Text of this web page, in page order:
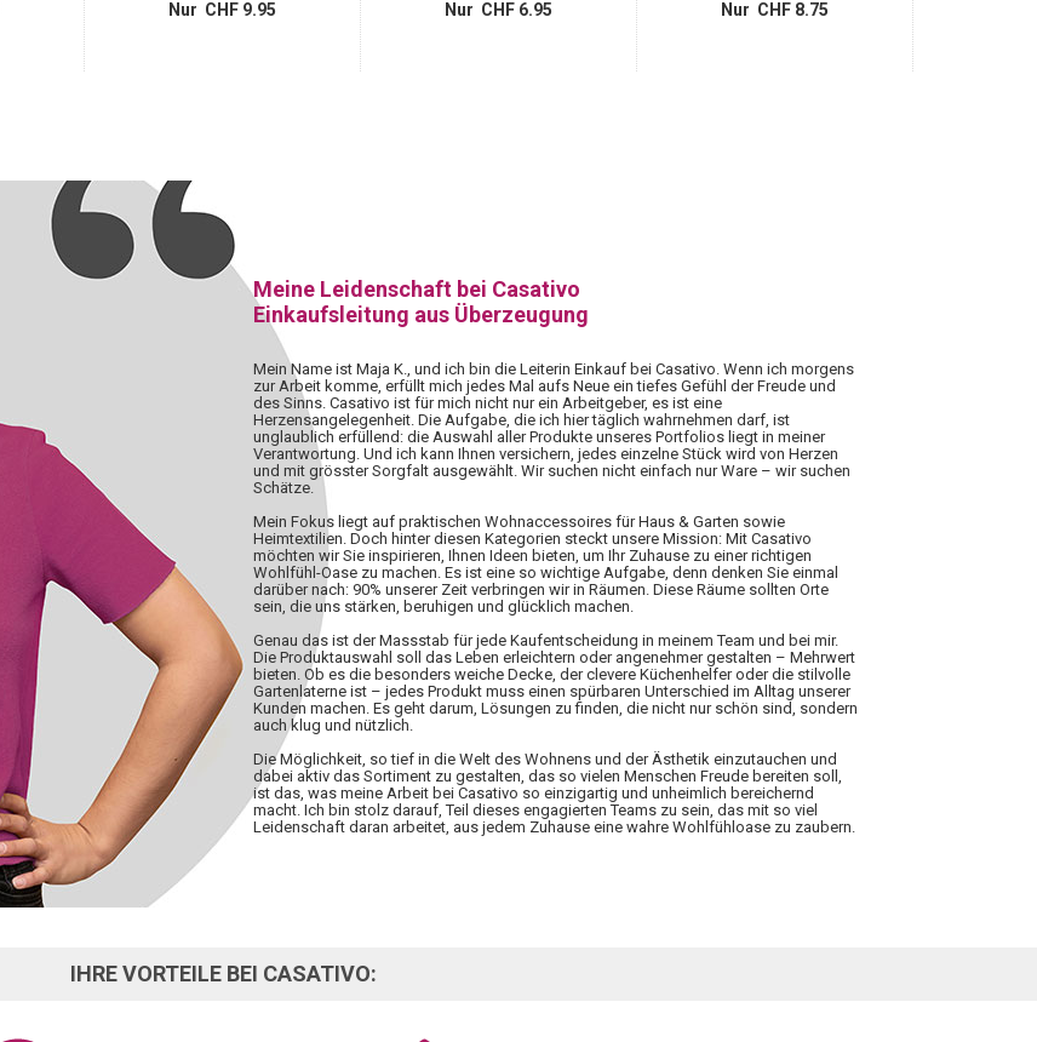
Nur CHF 9.95 Nur CHF 6.95 Nur CHF 8.75
Meine Leidenschaft bei Casativo
Einkaufsleitung aus Überzeugung
Mein Name ist Maja K., und ich bin die Leiterin Einkauf bei Casativo. Wenn ich morgens
zur Arbeit komme, erfüllt mich jedes Mal aufs Neue ein tiefes Gefühl der Freude und
des Sinns. Casativo ist für mich nicht nur ein Arbeitgeber, es ist eine
Herzensangelegenheit. Die Aufgabe, die ich hier täglich wahrnehmen darf, ist
unglaublich erfüllend: die Auswahl aller Produkte unseres Portfolios liegt in meiner
Verantwortung. Und ich kann Ihnen versichern, jedes einzelne Stück wird von Herzen
und mit grösster Sorgfalt ausgewählt. Wir suchen nicht einfach nur Ware – wir suchen
Schätze.
Mein Fokus liegt auf praktischen Wohnaccessoires für Haus & Garten sowie
Heimtextilien. Doch hinter diesen Kategorien steckt unsere Mission: Mit Casativo
möchten wir Sie inspirieren, Ihnen Ideen bieten, um Ihr Zuhause zu einer richtigen
Wohlfühl-Oase zu machen. Es ist eine so wichtige Aufgabe, denn denken Sie einmal
darüber nach: 90% unserer Zeit verbringen wir in Räumen. Diese Räume sollten Orte
sein, die uns stärken, beruhigen und glücklich machen.
Genau das ist der Massstab für jede Kaufentscheidung in meinem Team und bei mir.
Die Produktauswahl soll das Leben erleichtern oder angenehmer gestalten – Mehrwert
bieten. Ob es die besonders weiche Decke, der clevere Küchenhelfer oder die stilvolle
Gartenlaterne ist – jedes Produkt muss einen spürbaren Unterschied im Alltag unserer
Kunden machen. Es geht darum, Lösungen zu finden, die nicht nur schön sind, sondern
auch klug und nützlich.
Die Möglichkeit, so tief in die Welt des Wohnens und der Ästhetik einzutauchen und
dabei aktiv das Sortiment zu gestalten, das so vielen Menschen Freude bereiten soll,
ist das, was meine Arbeit bei Casativo so einzigartig und unheimlich bereichernd
macht. Ich bin stolz darauf, Teil dieses engagierten Teams zu sein, das mit so viel
Leidenschaft daran arbeitet, aus jedem Zuhause eine wahre Wohlfühloase zu zaubern.
IHRE VORTEILE BEI CASATIVO: